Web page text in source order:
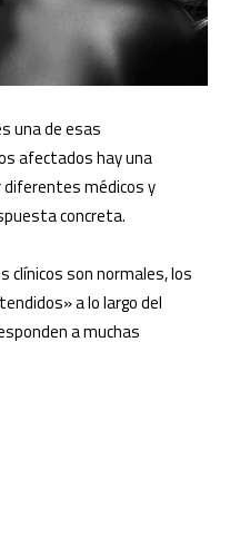
una de esas
afectados hay una
diferentes médicos y
concreta.
clínicos son normales, los
a lo largo del
a muchas